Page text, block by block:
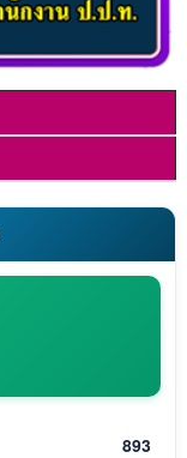
893